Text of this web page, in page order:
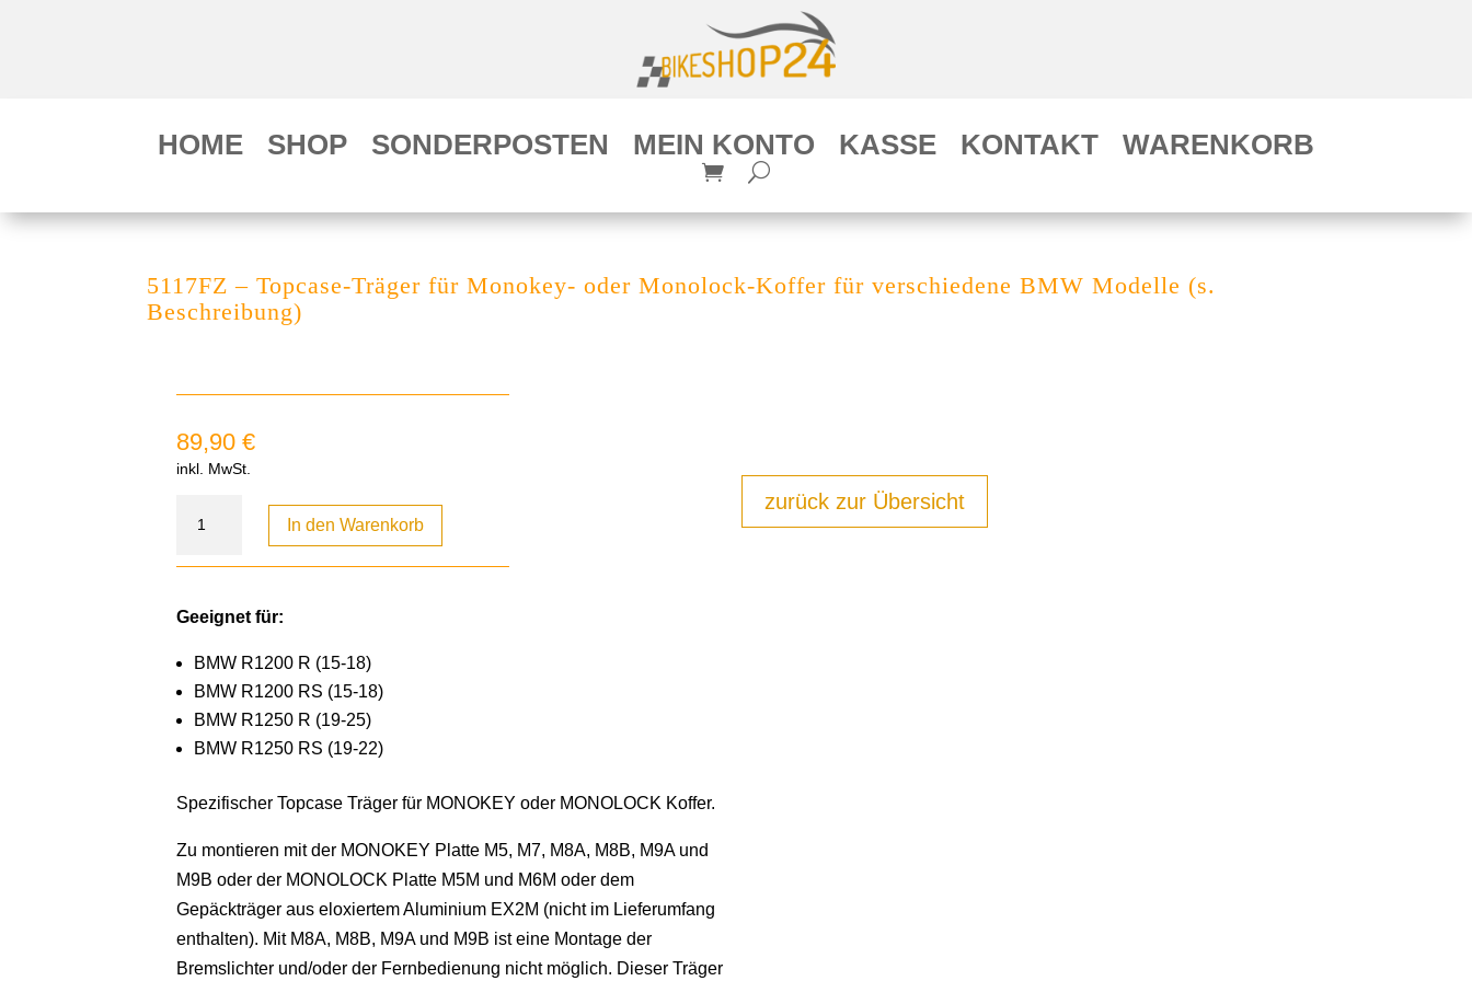
HOME SHOP SONDERPOSTEN MEIN KONTO KASSE KONTAKT WARENKORB
5117FZ – Topcase-Träger für Monokey- oder Monolock-Koffer für verschiedene BMW Modelle (s.
Beschreibung)
89,90€
inkl. MwSt.
In den Warenkorb
Geeignet für:
BMW R1200 R (15-18)
BMW R1200 RS (15-18)
BMW R1250 R (19-25)
BMW R1250 RS (19-22)
Spezifischer Topcase Träger für MONOKEY oder MONOLOCK Koffer.
Zu montieren mit der MONOKEY Platte M5, M7, M8A, M8B, M9A und
M9B oder der MONOLOCK Platte M5M und M6M oder dem
Gepäckträger aus eloxiertem Aluminium EX2M (nicht im Lieferumfang
enthalten). Mit M8A, M8B, M9A und M9B ist eine Montage der
Bremslichter und/oder der Fernbedienung nicht möglich. Dieser Träger
zurück zur Übersicht